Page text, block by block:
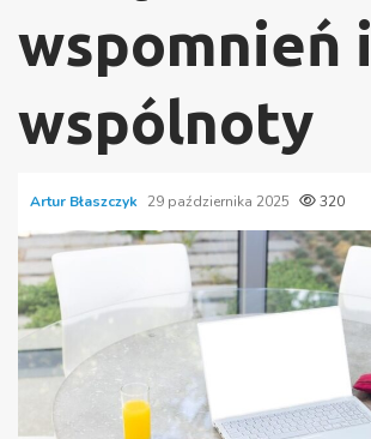
wspomnień i
wspólnoty
Artur Błaszczyk 29 października 2025 320